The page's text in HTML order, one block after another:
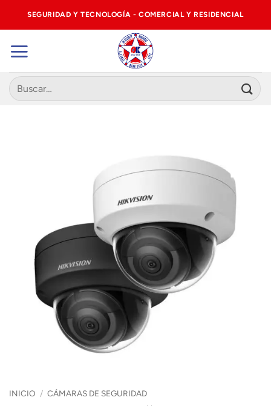
SEGURIDAD Y TECNOLOGÍA - COMERCIAL Y RESIDENCIAL
Buscar
por:
INICIO / CÁMARAS DE SEGURIDAD